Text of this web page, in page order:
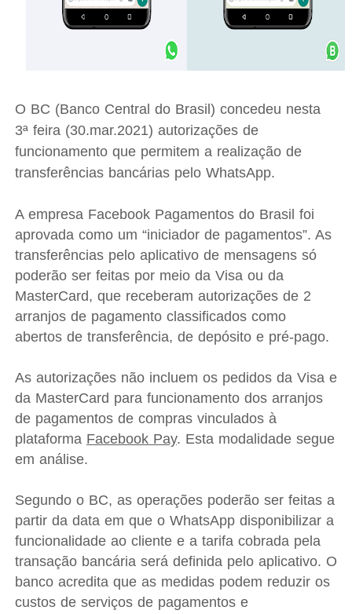
O BC (Banco Central do Brasil) concedeu nesta
3ª feira (30.mar.2021) autorizações de
funcionamento que permitem a realização de
transferências bancárias pelo WhatsApp.
A empresa Facebook Pagamentos do Brasil foi
aprovada como um “iniciador de pagamentos”. As
transferências pelo aplicativo de mensagens só
poderão ser feitas por meio da Visa ou da
MasterCard, que receberam autorizações de 2
arranjos de pagamento classificados como
abertos de transferência, de depósito e pré-pago.
As autorizações não incluem os pedidos da Visa e
da MasterCard para funcionamento dos arranjos
de pagamentos de compras vinculados à
plataforma Facebook Pay. Esta modalidade segue
em análise.
Segundo o BC, as operações poderão ser feitas a
partir da data em que o WhatsApp disponibilizar a
funcionalidade ao cliente e a tarifa cobrada pela
transação bancária será definida pelo aplicativo. O
banco acredita que as medidas podem reduzir os
custos de serviços de pagamentos e